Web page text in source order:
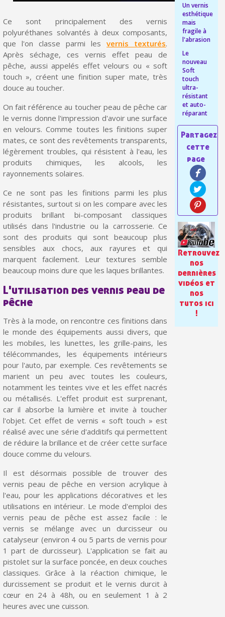
Partagez vos créations et obtenez des bons d'achat
Gagnez des points de fidélité à chaque commande
Livraison sous 24 h en France Métropolitaine
Retour produits sous 14 jours
Réduction de 5€ sur la première commande
Inscription à la newsletter : 5€ de réduction
Livraison sous 24 h en France Métropolitaine
Livraison offerte en France métropolitaine pour 250€ d'achats
Paiement en 4x sans frais dès 30€ d'achats
Partagez vos créations et obtenez des bons d'achat
Gagnez des points de fidélité à chaque commande
Livraison sous 24 h en France Métropolitaine
Retour produits sous 14 jours
Réduction de 5€ sur la première commande
10€ de bon d'achat pour chaque parrainage
Inscription à la newsletter : 5€ de réduction
Livraison sous 24 h en France Métropolitaine
Livraison offerte en France métropolitaine pour 250€ d'achats
Paiement en 4x sans frais dès 30€ d'achats
Votre devis en ligne en moins d'1 minute
Ce sont principalement des vernis
polyuréthanes solvantés à deux composants,
que l'on classe parmi lesvernis texturés.
Après séchage, ces vernis effet peau de
pêche, aussi appelés effet velours ou « soft
touch », créent une finition super mate, très
douce au toucher.
On fait référence au toucher peau de pêche car
le vernis donne l'impression d'avoir une surface
en velours. Comme toutes les finitions super
mates, ce sont des revêtements transparents,
légèrement troubles, qui résistent à l'eau, les
produits chimiques, les alcools, les
rayonnements solaires.
Ce ne sont pas les finitions parmi les plus
résistantes, surtout si on les compare avec les
produits brillant bi-composant classiques
utilisés dans l'industrie ou la carrosserie. Ce
sont des produits qui sont beaucoup plus
sensibles aux chocs, aux rayures et qui
marquent facilement. Leur textures semble
beaucoup moins dure que les laques brillantes.
L'utilisation des vernis peau de
pêche
Très à la mode, on rencontre ces finitions dans
le monde des équipements aussi divers, que
les mobiles, les lunettes, les grille-pains, les
télécommandes, les équipements intérieurs
pour l'auto, par exemple. Ces revêtements se
marient un peu avec toutes les couleurs,
notamment les teintes vive et les effet nacrés
ou métallisés. L'effet produit est surprenant,
car il absorbe la lumière et invite à toucher
l'objet. Cet effet de vernis « soft touch » est
réalisé avec une série d'additifs qui permettent
de réduire la brillance et de créer cette surface
douce comme du velours.
Il est désormais possible de trouver des
vernis peau de pêche en version acrylique à
l'eau, pour les applications décoratives et les
utilisations en intérieur. Le mode d'emploi des
vernis peau de pêche est assez facile : le
vernis se mélange avec un durcisseur ou
catalyseur (environ 4 ou 5 parts de vernis pour
1 part de durcisseur). L'application se fait au
pistolet sur la surface poncée, en deux couches
classiques. Grâce à la réaction chimique, le
durcissement se produit et le vernis durcit à
cœur en 24 à 48h, ou en seulement 1 à 2
heures avec une cuisson.
Un vernis
esthétique
mais
fragile à
l'abrasion
Le
nouveau
Soft
touch
ultra-
résistant
et auto-
réparant
Retrouvez
nos
dernières
vidéos et
nos
tutos ici
!